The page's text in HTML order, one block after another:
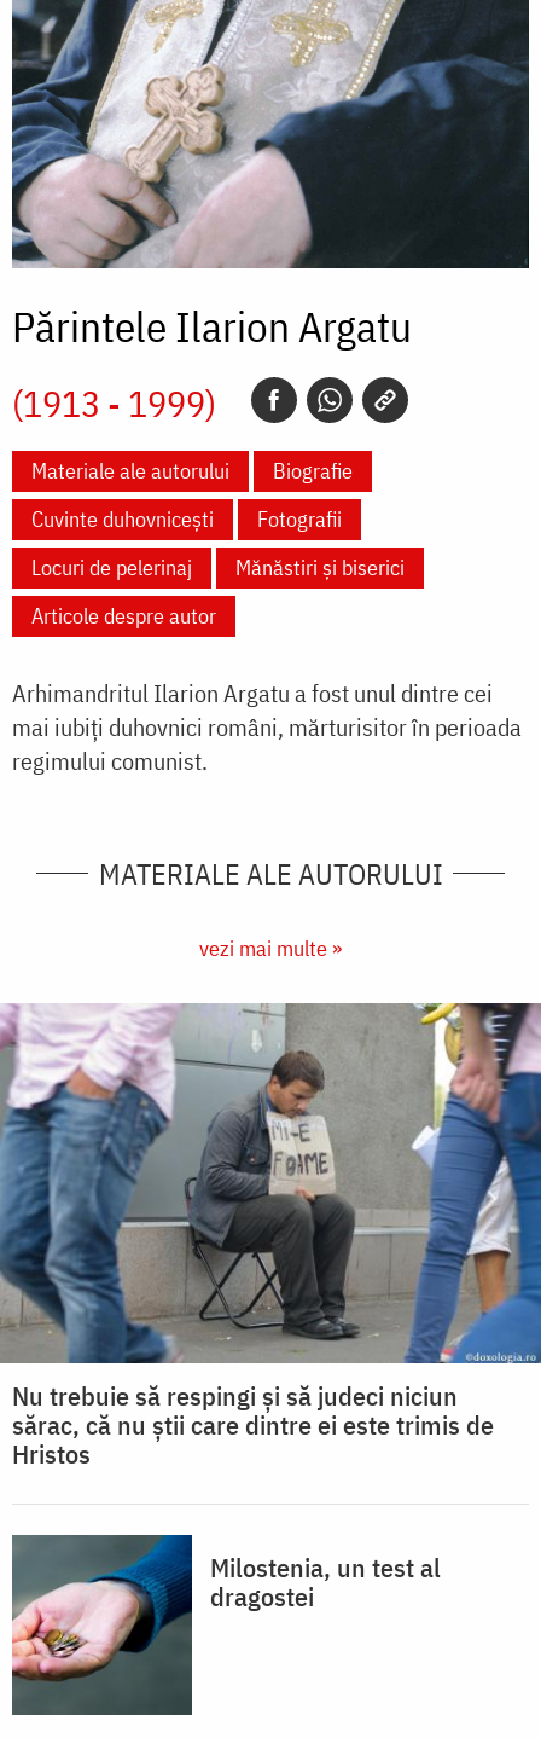
Părintele Ilarion Argatu
(1913 - 1999)
Materiale ale autorului
Biografie
Cuvinte duhovnicești
Fotografii
Locuri de pelerinaj
Mănăstiri și biserici
Articole despre autor
Arhimandritul Ilarion Argatu a fost unul dintre cei
mai iubiți duhovnici români, mărturisitor în perioada
regimului comunist.
MATERIALE ALE AUTORULUI
vezi mai multe »
Nu trebuie să respingi și să judeci niciun
sărac, că nu știi care dintre ei este trimis de
Hristos
Milostenia, un test al
dragostei